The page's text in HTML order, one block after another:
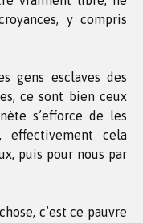
y compris
gens esclaves des
ce sont bien ceux
s’efforce de les
effectivement cela
puis pour nous par
c’est ce pauvre